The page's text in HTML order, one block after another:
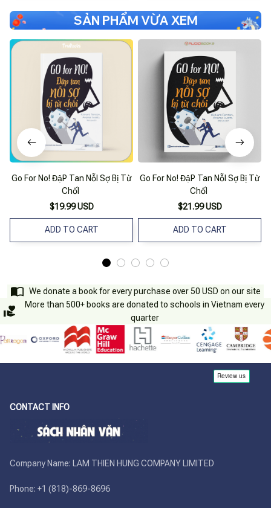
SẢN PHẨM VỪA XEM
Go For No! ĐậP Tan NỗI Sợ Bị Từ
ChốI
$19.99 USD
ADD TO CART
Go For No! ĐậP Tan NỗI Sợ Bị Từ
ChốI
$21.99 USD
ADD TO CART
We donate a book for every purchase over 50 USD on our site
More than 500+ books are donated to schools in Vietnam every
quarter
CONTACT INFO
Company Name: LAM THIEN HUNG COMPANY LIMITED
Phone: +1 (818)-869-8696